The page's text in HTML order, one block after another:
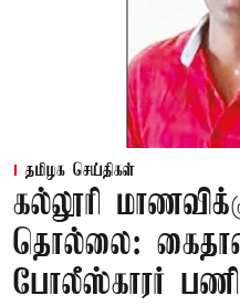
தமிழக செய்திகள்
கல்லூரி
தொல்லை: கைதான
போலீஸ்காரர்